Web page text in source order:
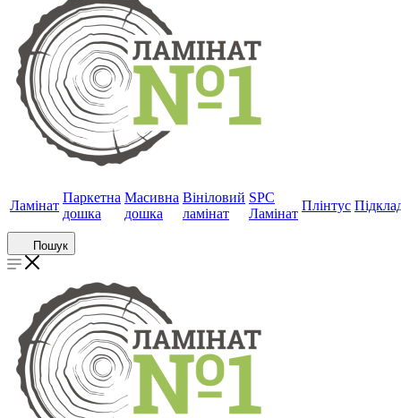
Ламінат
Паркетна
дошка
Масивна
дошка
Вініловий
ламінат
SPC
Ламінат
Плінтус
Пошук